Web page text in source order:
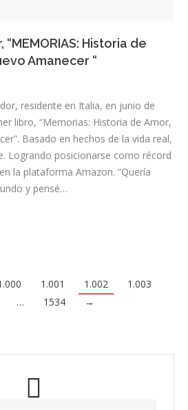
Historia de
Amanecer “
residente en Italia, en junio de
libro, “Memorias: Historia de Amor,
Basado en hechos de la vida real,
Logrando posicionarse como récord
la plataforma Amazon. “Quería
y pensé…
1.001 1.002
1.003
… 1534 →